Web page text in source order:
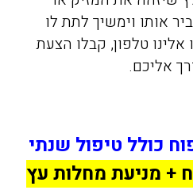
אותו וימשיך לתת לו
טלפון, קבלו הצעת
אליכם.
כולל טיפול שנתי
+ מניעת מחלות עץ